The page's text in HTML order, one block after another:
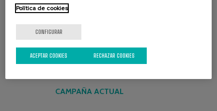
CAMPAÑA ACTUAL
Política de cookies
CONFIGURAR
RECHAZAR COOKIES
ACEPTAR COOKIES